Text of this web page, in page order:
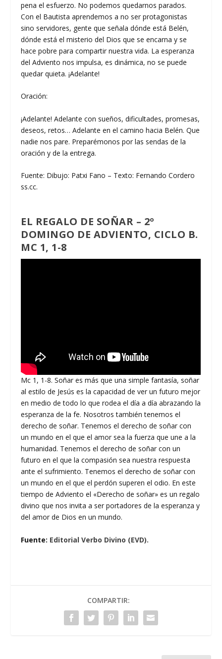
pena el esfuerzo. No podemos quedarnos parados.
Con el Bautista aprendemos a no ser protagonistas
sino servidores, gente que señala dónde está Belén,
dónde está el misterio del Dios que se encarna y se
hace pobre para compartir nuestra vida. La esperanza
del Adviento nos impulsa, es dinámica, no se puede
quedar quieta. ¡Adelante!
Oración:
¡Adelante! Adelante con sueños, dificultades, promesas,
deseos, retos… Adelante en el camino hacia Belén. Que
nadie nos pare. Preparémonos por las sendas de la
oración y de la entrega.
Fuente: Dibujo: Patxi Fano – Texto: Fernando Cordero
ss.cc.
EL REGALO DE SOÑAR – 2º
DOMINGO DE ADVIENTO, CICLO B.
MC 1, 1-8
Mc 1, 1-8. Soñar es más que una simple fantasía, soñar
al estilo de Jesús es la capacidad de ver un futuro mejor
en medio de todo lo que rodea el día a día abrazando la
esperanza de la fe. Nosotros también tenemos el
derecho de soñar. Tenemos el derecho de soñar con
un mundo en el que el amor sea la fuerza que une a la
humanidad. Tenemos el derecho de soñar con un
futuro en el que la compasión sea nuestra respuesta
ante el sufrimiento. Tenemos el derecho de soñar con
un mundo en el que el perdón superen el odio. En este
tiempo de Adviento el «Derecho de soñar» es un regalo
divino que nos invita a ser portadores de la esperanza y
del amor de Dios en un mundo.
Fuente: Editorial Verbo Divino (EVD).
COMPARTIR: